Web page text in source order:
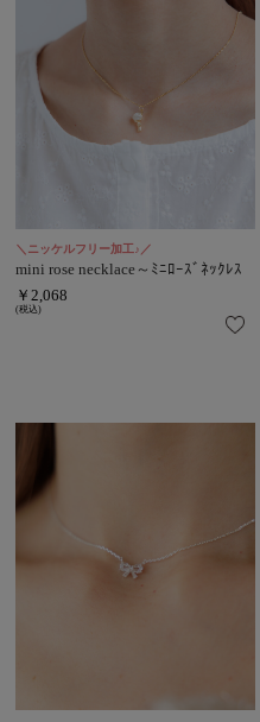
＼ニッケルフリー加工♪／
mini rose necklace～ﾐﾆﾛｰｽﾞﾈｯｸﾚｽ
￥2,068
(税込)